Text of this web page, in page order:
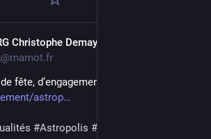
Christophe Demay
fête, d’engagement et de rencontres
astrop
#Astropolis #